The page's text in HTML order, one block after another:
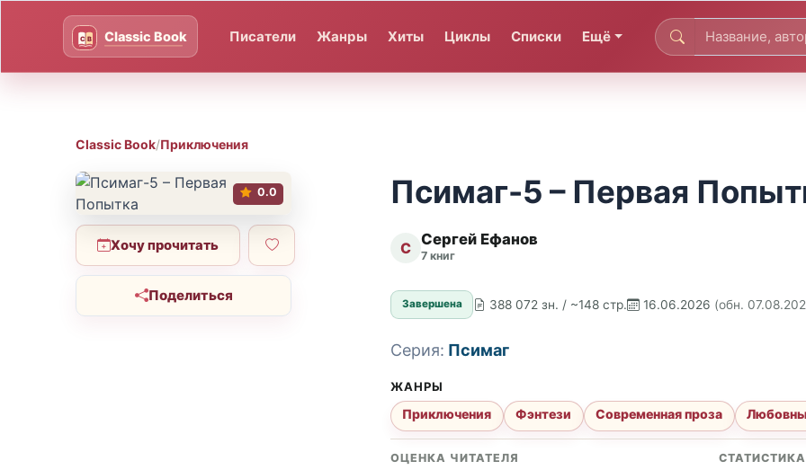
Писатели Жанры Хиты Циклы Списки Ещё
Classic Book/Приключения
0.0
Хочу прочитать
Поделиться
Псимаг-5 – Первая
С Сергей Ефанов
7 книг
Завершена 388 072 зн. / ~148 стр. 16.06.2026 (обн.
Серия: Псимаг
ЖАНРЫ
Приключения Фэнтези Современная проза
ОЦЕНКА ЧИТАТЕЛЯ СТАТИСТИКА